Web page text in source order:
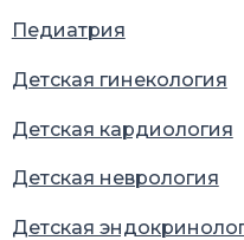
Педиатрия
Детская гинекология
Детская кардиология
Детская неврология
Детская